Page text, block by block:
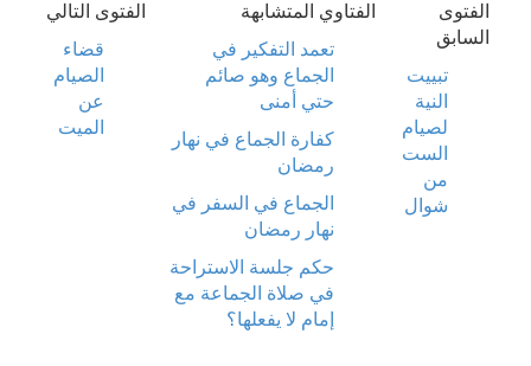
الفتوى
السابق
تبييت
النية
لصيام
الست
من
شوال
الفتاوي المتشابهة
تعمد التفكير في
الجماع وهو صائم
حتي أمنى
كفارة الجماع في نهار
رمضان
الجماع في السفر في
نهار رمضان
حكم جلسة الاستراحة
في صلاة الجماعة مع
إمام لا يفعلها؟
الفتوى التالي
قضاء
الصيام
عن
الميت